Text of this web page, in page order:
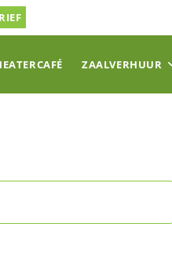
ZAALVERHUUR